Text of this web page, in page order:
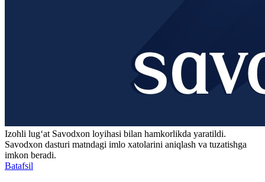
Izohli lugʻat Savodxon loyihasi bilan hamkorlikda yaratildi.
Savodxon dasturi matndagi imlo xatolarini aniqlash va tuzatishga
imkon beradi.
Batafsil